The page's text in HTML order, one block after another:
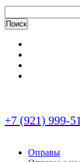
+7 (921) 999-
Оправы